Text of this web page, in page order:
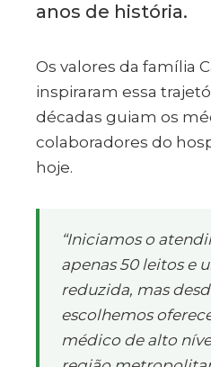
anos de história.
Os valores da família
inspiraram essa
décadas guiam os
colaboradores do
hoje.
“Iniciamos o
apenas 50 leitos e
reduzida, mas
escolhemos
médico de alto